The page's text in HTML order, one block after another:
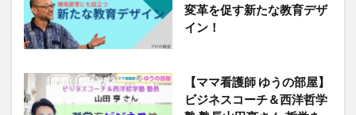
変革を促す新たな教育デザ
イン！
【ママ看護師 ゆうの部屋】
ビジネスコーチ＆西洋哲学